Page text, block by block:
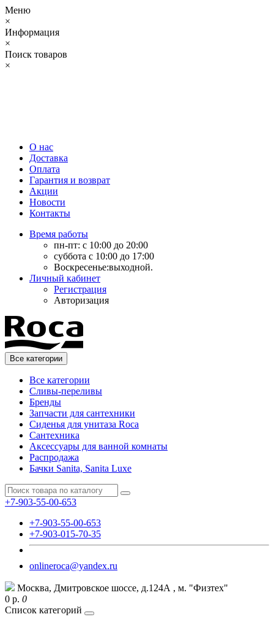
Меню
×
Информация
×
Поиск товаров
×
О нас
Доставка
Оплата
Гарантия и возврат
Акции
Новости
Контакты
Время работы
пн-пт: с 10:00 до 20:00
суббота с 10:00 до 17:00
Воскресенье:выходной.
Личный кабинет
Регистрация
Авторизация
Все категории
Все категории
Сливы-переливы
Бренды
Запчасти для сантехники
Сиденья для унитаза Roca
Сантехника
Аксессуары для ванной комнаты
Распродажа
Бачки Sanita, Sanita Luxe
+7-903-55-00-653
+7-903-55-00-653
+7-903-015-70-35
onlineroca@yandex.ru
Москва, Дмитровское шоссе, д.124А , м. "Физтех"
0 р. 0
Список категорий